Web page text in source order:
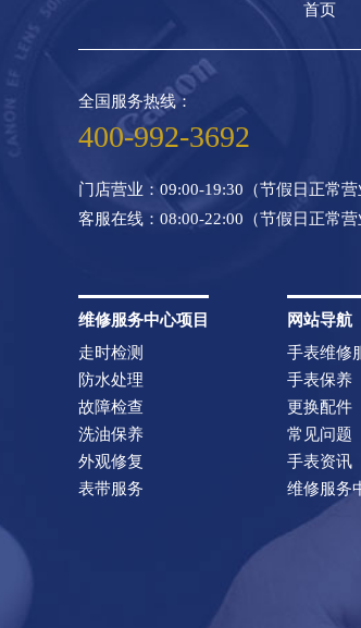
首页
全国服务热线：
400-992-3692
门店营业：09:00-19:30（节假日正常营
客服在线：08:00-22:00（节假日正常营
维修服务中心项目
走时检测
防水处理
故障检查
洗油保养
外观修复
表带服务
网站导航
手表维修
手表保养
更换配件
常见问题
手表资讯
维修服务